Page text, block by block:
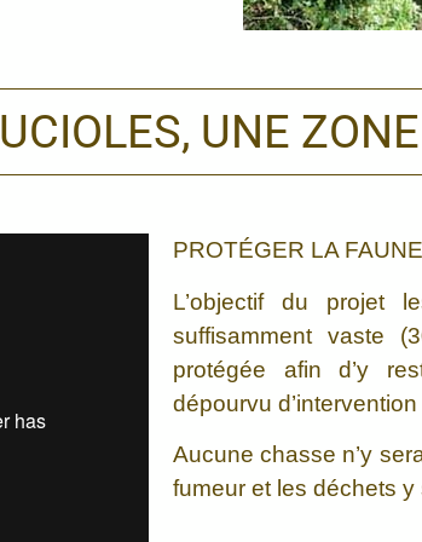
UNE
PROTÉGER LA
L’objectif du projet
suffisamment vaste
protégée afin d’y
dépourvu
Aucune chasse n’y
fumeur et les déchets y